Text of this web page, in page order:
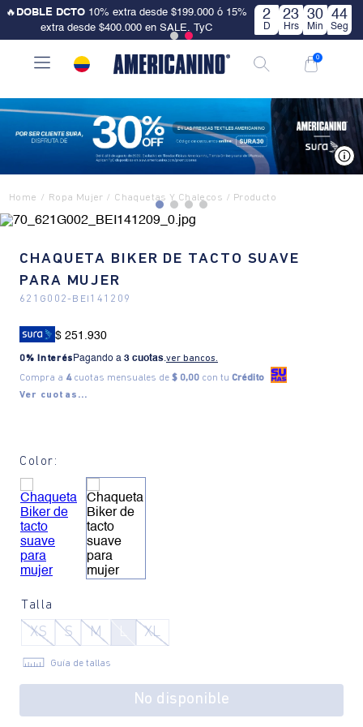
🔥 DOBLE DCTO 10% extra desde $199.000 ó 15%
extra desde $400.000 en SALE. TyC
2
D
23
Hrs
30
Min
44
Seg
0
Ropa Mujer Chaquetas Y Chalecos
CHAQUETA BIKER DE TACTO SUAVE
PARA MUJER
621G002- BEI141209
$ 251.930
0% Interés Pagando a 3 cuotas.ver bancos.
Compra a 4cuotas mensuales de $ 0,00 con tu Crédito
Ver cuotas...
Color:
Talla
XS S M XL
Guía de tallas
No disponible